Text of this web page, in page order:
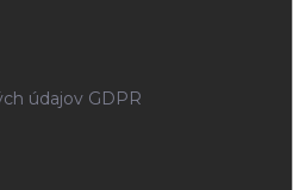
údajov GDPR